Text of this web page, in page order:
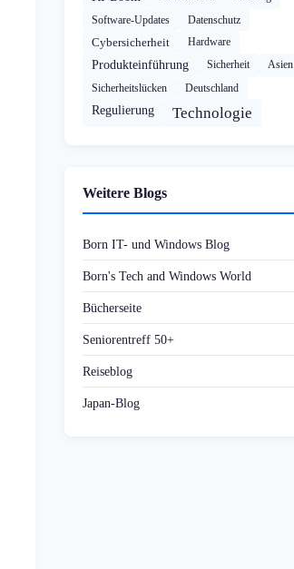
Software-Updates
Datenschutz
Cybersicherheit Hardware
Produkteinführung Sicherheit
Asien
Sicherheitslücken
Deutschland
Regulierung Technologie
Weitere Blogs
Born IT- und Windows Blog
Born's Tech and Windows World
Bücherseite
Seniorentreff 50+
Reiseblog
Japan-Blog